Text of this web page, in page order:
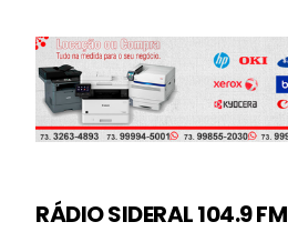
RÁDIO SIDERAL 104.9 FM